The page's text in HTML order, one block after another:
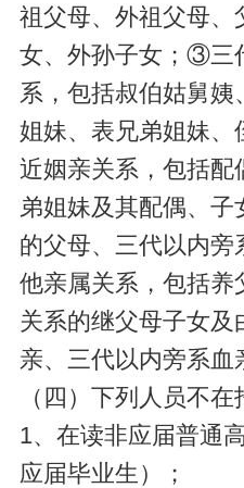
祖父母、外祖父母、
女、外孙子女；③三
系，包括叔伯姑舅
姐妹、表兄弟姐妹
近姻亲关系，包括配
弟姐妹及其配偶、子
的父母、三代以内
他亲属关系，包括养
关系的继父母子女及
亲、三代以内旁系血
（四）下列人员不在
1、在读非应届普通
应届毕业生）；